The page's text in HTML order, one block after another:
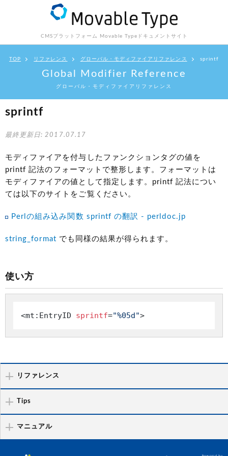
CMSプラットフォーム Movable Type ドキュメントサイト
TOP リファレンス グローバル・モディファイアリファレンス sprintf
Global Modifier Reference
グローバル・モディファイアリファレンス
sprintf
最終更新日: 2017.07.17
モディファイアを付与したファンクションタグの値を
printf 記法のフォーマットで整形します。フォーマットは
モディファイアの値として指定します。printf 記法につい
ては以下のサイトをご覧ください。
Perlの組み込み関数 sprintf の翻訳 - perldoc.jp
string_format でも同様の結果が得られます。
使い方
<mt:EntryID sprintf="%05d">
リファレンス
Tips
マニュアル